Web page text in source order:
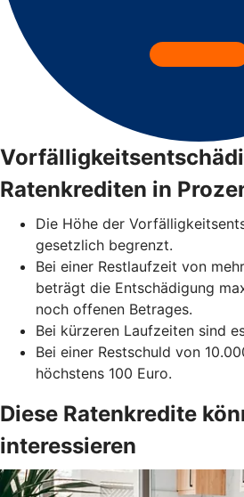
Ratenkrediten in
Die Höhe der
gesetzlich begrenzt.
Bei einer Restlaufzeit von
beträgt die Entschädigung
noch offenen Betrages.
Bei kürzeren Laufzeiten sind
Bei einer Restschuld von
höchstens 100 Euro.
Diese Ratenkredite
interessieren